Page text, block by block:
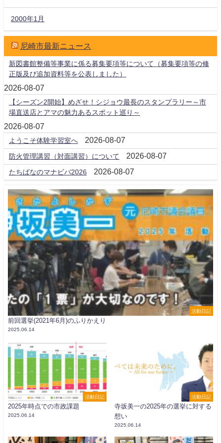
2000年1月
尼崎市最新ニュース
新図書館整備等事業に係る募集要項等について（募集要項等の修
正版及び追加資料等を公表しました）
2026-08-07
【シーズン2開始】めざせ！シジョウ最長のスタンプラリー～市
場直送店とアマの魅力あるスポット巡り～
2026-08-07
ようこそ体験学習室へ 2026-08-07
防火管理講習（対面講習）について 2026-08-07
たちばなのマナビバ2026 2026-08-07
活動日記
前回選挙(2021年6月)のふりかえり
2025.06.14
活動日記
2025年時点での市政課題
2025.06.14
活動日記
寺坂美一の2025年の選挙に対する
想い
2025.06.14